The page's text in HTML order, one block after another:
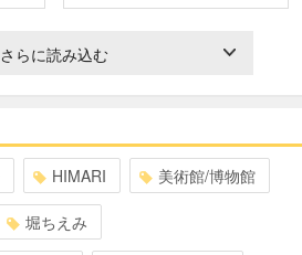
さらに読み込む
HIMARI 美術館/博物館
堀ちえみ